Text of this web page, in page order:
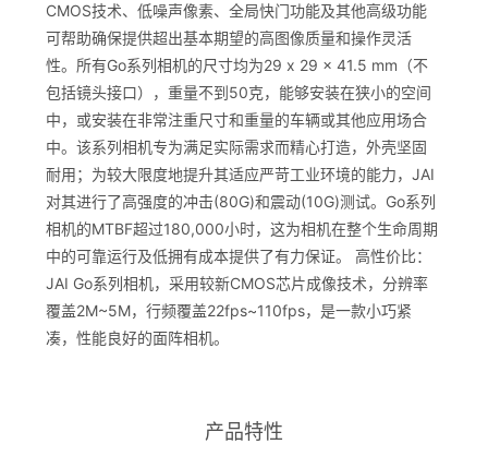
CMOS技术、低噪声像素、全局快门功能及其他高级功能
可帮助确保提供超出基本期望的高图像质量和操作灵活
性。所有Go系列相机的尺寸均为29 x 29 x 41.5 mm（不
包括镜头接口），重量不到50克，能够安装在狭小的空间
中，或安装在非常注重尺寸和重量的车辆或其他应用场合
中。该系列相机专为满足实际需求而精心打造，外壳坚固
耐用；为较大限度地提升其适应严苛工业环境的能力，JAI
对其进行了高强度的冲击(80G)和震动(10G)测试。Go系列
相机的MTBF超过180,000小时，这为相机在整个生命周期
中的可靠运行及低拥有成本提供了有力保证。 高性价比：
JAI Go系列相机，采用较新CMOS芯片成像技术，分辨率
覆盖2M~5M，行频覆盖22fps~110fps，是一款小巧紧
凑，性能良好的面阵相机。
产品特性